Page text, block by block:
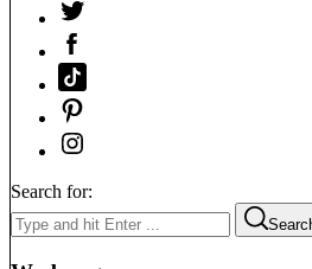
Search for: